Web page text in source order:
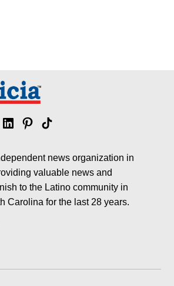
LinkedinPinterest
Tik
news organization in
valuable news and
to the Latino community in
Carolina for the last 28 years.